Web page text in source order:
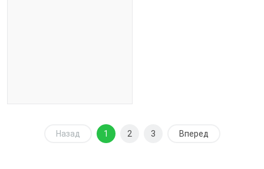
Назад 1 2 3 Вперед